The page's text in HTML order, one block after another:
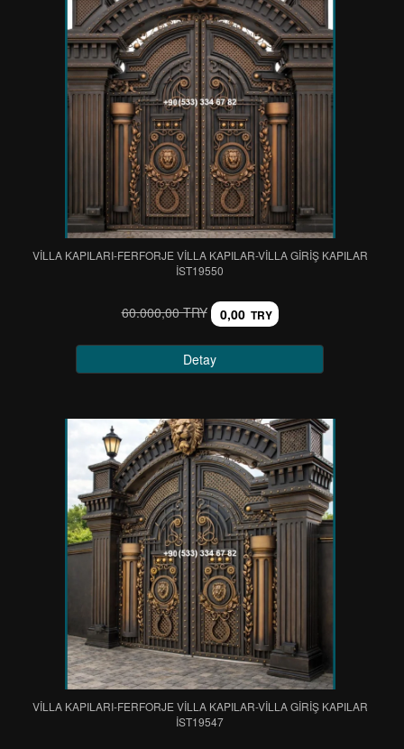
VİLLA KAPILARI-FERFORJE VİLLA KAPILAR-VİLLA GİRİŞ KAPILAR
IST19550
60.000,00 TRY 0,00 TRY
Detay
VİLLA KAPILARI-FERFORJE VİLLA KAPILAR-VİLLA GİRİŞ KAPILAR
IST19547